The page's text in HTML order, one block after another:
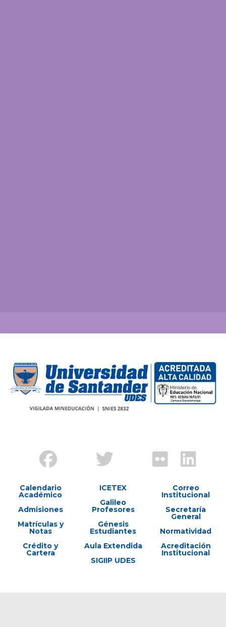
Calendario
Académico
Admisiones
Matrículas y
Notas
Crédito y
Cartera
ICETEX
Galileo
Profesores
Génesis
Estudiantes
Aula Extendida
SIGIIP UDES
Correo
Institucional
Secretaría
General
Normatividad
Acreditación
Institucional